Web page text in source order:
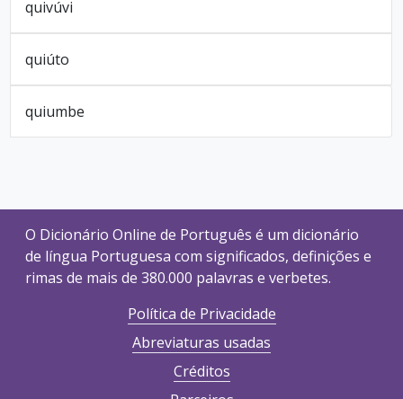
quivúvi
quiúto
quiumbe
O Dicionário Online de Português é um dicionário
de língua Portuguesa com significados, definições e
rimas de mais de 380.000 palavras e verbetes.
Política de Privacidade
Abreviaturas usadas
Créditos